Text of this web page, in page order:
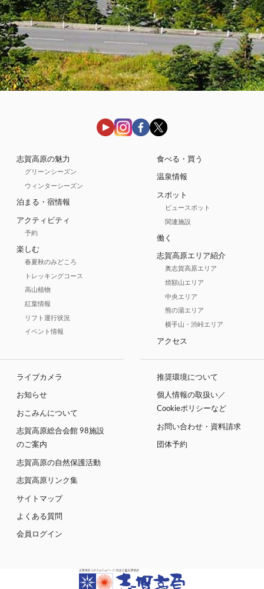
志賀高原の魅力
グリーンシーズン
ウィンターシーズン
泊まる・宿情報
アクティビティ
予約
楽しむ
春夏秋のみどころ
トレッキングコース
高山植物
紅葉情報
リフト運行状況
イベント情報
食べる・買う
温泉情報
スポット
ビュースポット
関連施設
働く
志賀高原エリア紹介
奥志賀高原エリア
焼額山エリア
中央エリア
熊の湯エリア
横手山・渋峠エリア
アクセス
ライブカメラ
お知らせ
おこみんについて
志賀高原総合会館 98施設
のご案内
志賀高原の自然保護活動
志賀高原リンク集
サイトマップ
よくある質問
会員ログイン
推奨環境について
個人情報の取扱い／
Cookieポリシーなど
お問い合わせ・資料請求
団体予約